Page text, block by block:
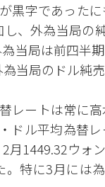
黒字であった
、外為当局
当局は前四半
当局のドル純
レートは常に
ドル平均為替
月1449.32ウォ
。特に3月には